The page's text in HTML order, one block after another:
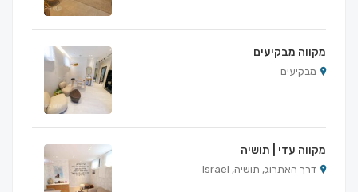
מקווה מבקיעים
מבקיעים
מקווה עדי | תושיה
דרך האתרוג, תושיה, Israel